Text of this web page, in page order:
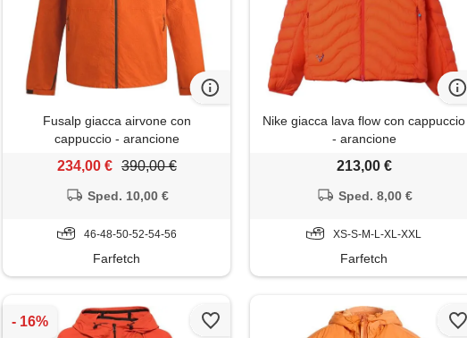
Fusalp giacca airvone con
cappuccio - arancione
234,00 € 390,00 €
Sped. 10,00 €
46-48-50-52-54-56
Farfetch
Nike giacca lava flow con cappuccio
- arancione
213,00 €
Sped. 8,00 €
XS-S-M-L-XL-XXL
Farfetch